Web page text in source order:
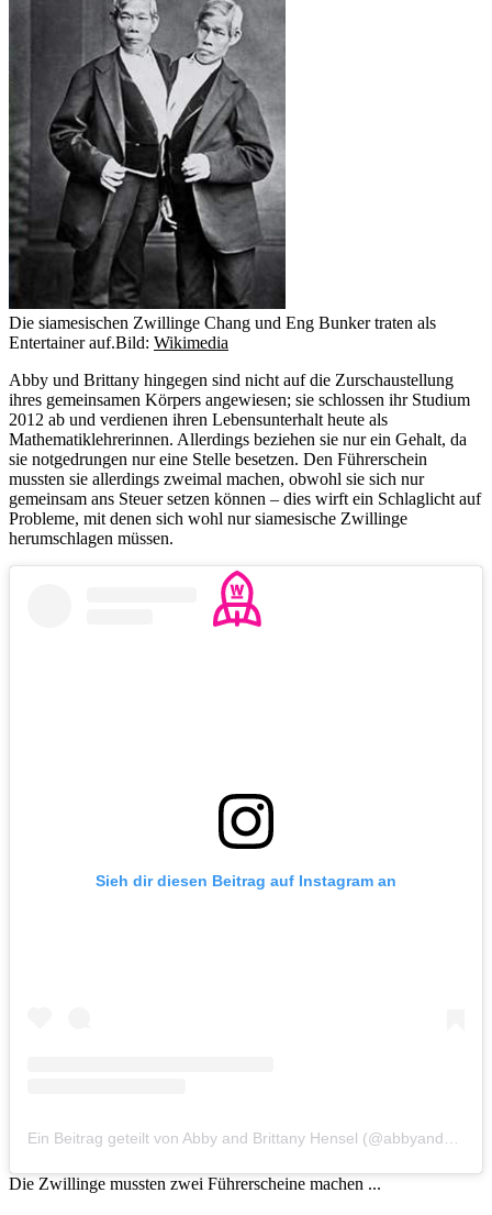
Die siamesischen Zwillinge Chang und Eng Bunker traten als
Entertainer auf.Bild: Wikimedia
Abby und Brittany hingegen sind nicht auf die Zurschaustellung
ihres gemeinsamen Körpers angewiesen; sie schlossen ihr Studium
2012 ab und verdienen ihren Lebensunterhalt heute als
Mathematiklehrerinnen. Allerdings beziehen sie nur ein Gehalt, da
sie notgedrungen nur eine Stelle besetzen. Den Führerschein
mussten sie allerdings zweimal machen, obwohl sie sich nur
gemeinsam ans Steuer setzen können – dies wirft ein Schlaglicht auf
Probleme, mit denen sich wohl nur siamesische Zwillinge
herumschlagen müssen.
Sieh dir diesen Beitrag auf Instagram an
Die Zwillinge mussten zwei Führerscheine machen ...